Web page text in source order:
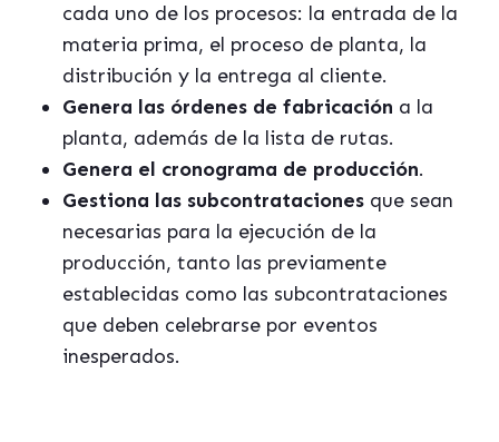
cada uno de los procesos: la entrada de la
materia prima, el proceso de planta, la
distribución y la entrega al cliente.
Genera las órdenes de fabricación a la
planta, además de la lista de rutas.
Genera el cronograma de producción.
Gestiona las subcontrataciones que sean
necesarias para la ejecución de la
producción, tanto las previamente
establecidas como las subcontrataciones
que deben celebrarse por eventos
inesperados.